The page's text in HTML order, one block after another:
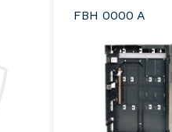
FBH 0000 A